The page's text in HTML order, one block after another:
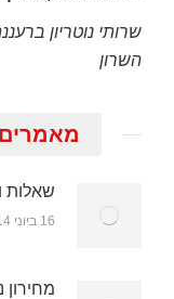
שרותי נוטריון
השרון
מאמרים
שאלות
16 ביוני 2014
מחירון